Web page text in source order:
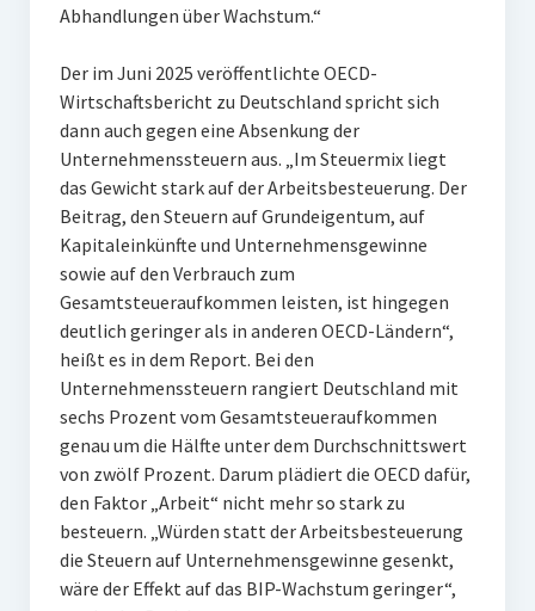
Abhandlungen über Wachstum.“
Der im Juni 2025 veröffentlichte OECD-
Wirtschaftsbericht zu Deutschland spricht sich
dann auch gegen eine Absenkung der
Unternehmenssteuern aus. „Im Steuermix liegt
das Gewicht stark auf der Arbeitsbesteuerung. Der
Beitrag, den Steuern auf Grundeigentum, auf
Kapitaleinkünfte und Unternehmensgewinne
sowie auf den Verbrauch zum
Gesamtsteueraufkommen leisten, ist hingegen
deutlich geringer als in anderen OECD-Ländern“,
heißt es in dem Report. Bei den
Unternehmenssteuern rangiert Deutschland mit
sechs Prozent vom Gesamtsteueraufkommen
genau um die Hälfte unter dem Durchschnittswert
von zwölf Prozent. Darum plädiert die OECD dafür,
den Faktor „Arbeit“ nicht mehr so stark zu
besteuern. „Würden statt der Arbeitsbesteuerung
die Steuern auf Unternehmensgewinne gesenkt,
wäre der Effekt auf das BIP-Wachstum geringer“,